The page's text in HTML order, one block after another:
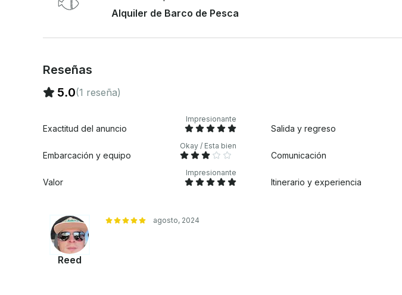
Alquiler de Barco de Pesca
Reseñas
5.0(1 reseña)
Exactitud del anuncio
Impresionante
Salida y regreso
Embarcación y equipo
Okay / Esta bien
Comunicación
Valor
Impresionante
Itinerario y experiencia
Reed
agosto, 2024